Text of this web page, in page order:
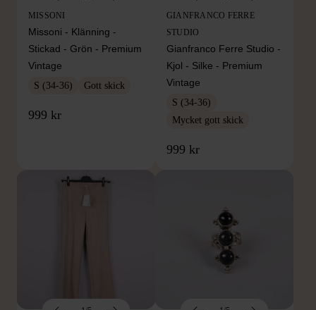
MISSONI
Missoni - Klänning -
Stickad - Grön - Premium
Vintage
S (34-36) Gott skick
999 kr
GIANFRANCO FERRE
STUDIO
Gianfranco Ferre Studio -
Kjol - Silke - Premium
Vintage
S (34-36)
Mycket gott skick
999 kr